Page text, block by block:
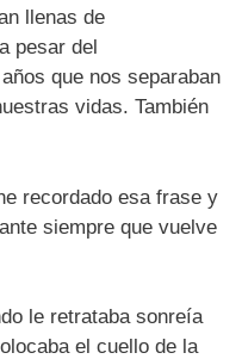
llenas de
pesar del
que nos separaban
vidas. También
recordado esa frase y
siempre que vuelve
le retrataba sonreía
el cuello de la